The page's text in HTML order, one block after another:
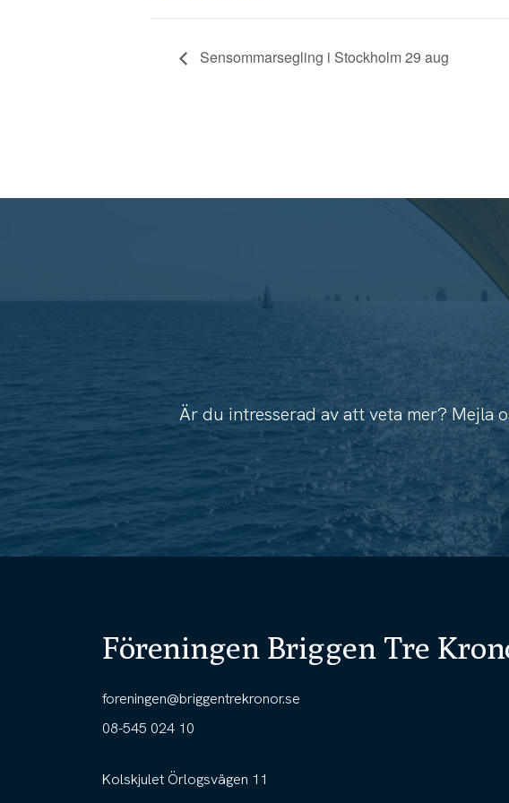
Sensommarsegling i Stockholm 29 aug
Är du intresserad av att veta mer? Mejla
Föreningen Briggen Tre
foreningen@briggentrekronor.se
08-545 024 10
Kolskjulet Örlogsvägen 11